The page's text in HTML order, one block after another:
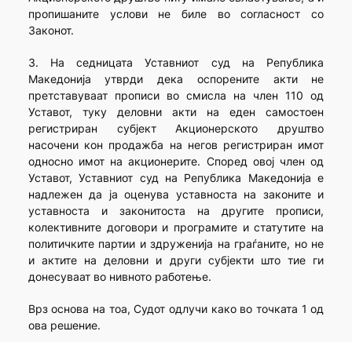
пропишаните услови не биле во согласност со
Законот.
3. На седницата Уставниот суд на Република
Македонија утврди дека оспорените акти не
претставуваат прописи во смисла на член 110 од
Уставот, туку деловни акти на еден самостоен
регистриран субјект Акционерското друштво
насочени кон продажба на негов регистриран имот
односно имот на акционерите. Според овој член од
Уставот, Уставниот суд на Република Македонија е
надлежен да ја оценува уставноста на законите и
уставноста и законитоста на другите прописи,
колективните договори и програмите и статутите на
политичките партии и здруженија на граѓаните, но не
и актите на деловни и други субјекти што тие ги
донесуваат во нивното работење.
Врз основа на тоа, Судот одлучи како во точката 1 од
ова решение.